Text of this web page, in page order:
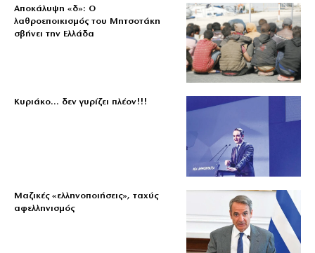
Αποκάλυψη «δ»: Ο
λαθροεποικισμός του Μητσοτάκη
σβήνει την Ελλάδα
Κυριάκο… δεν γυρίζει πλέον!!!
Μαζικές «ελληνοποιήσεις», ταχύς
αφελληνισμός